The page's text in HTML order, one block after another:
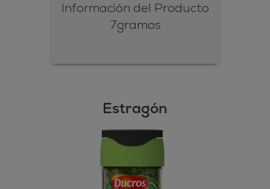
Información del Producto
7gramos
Estragón